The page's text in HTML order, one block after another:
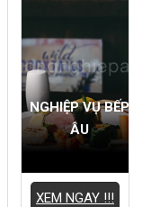
NGHIỆP VỤ BẾP
ÂU
XEM NGAY !!!